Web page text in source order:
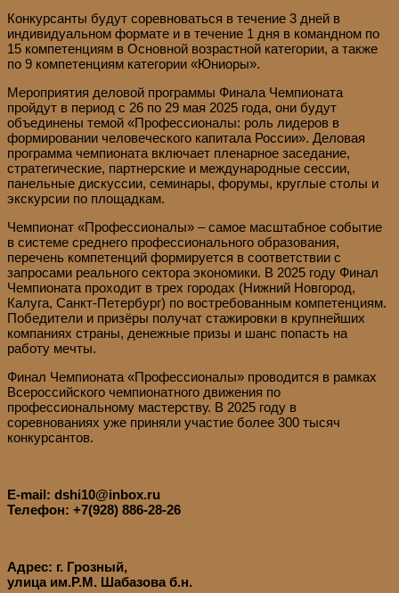
Конкурсанты будут соревноваться в течение 3 дней в
индивидуальном формате и в течение 1 дня в командном по
15 компетенциям в Основной возрастной категории, а также
по 9 компетенциям категории «Юниоры».
Мероприятия деловой программы Финала Чемпионата
пройдут в период с 26 по 29 мая 2025 года, они будут
объединены темой «Профессионалы: роль лидеров в
формировании человеческого капитала России». Деловая
программа чемпионата включает пленарное заседание,
стратегические, партнерские и международные сессии,
панельные дискуссии, семинары, форумы, круглые столы и
экскурсии по площадкам.
Чемпионат «Профессионалы» – самое масштабное событие
в системе среднего профессионального образования,
перечень компетенций формируется в соответствии с
запросами реального сектора экономики. В 2025 году Финал
Чемпионата проходит в трех городах (Нижний Новгород,
Калуга, Санкт-Петербург) по востребованным компетенциям.
Победители и призёры получат стажировки в крупнейших
компаниях страны, денежные призы и шанс попасть на
работу мечты.
Финал Чемпионата «Профессионалы» проводится в рамках
Всероссийского чемпионатного движения по
профессиональному мастерству. В 2025 году в
соревнованиях уже приняли участие более 300 тысяч
конкурсантов.
E-mail: dshi10@inbox.ru
Телефон: +7(928) 886-28-26
Адрес: г. Грозный,
улица им.Р.М. Шабазова б.н.